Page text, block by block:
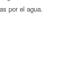
por el agua.